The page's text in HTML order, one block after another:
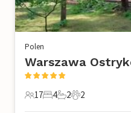
Polen
Warszawa
17 Gäste
17
4 Schlafzimmer
4
2 Badezimmer
2
2 Haustiere
2